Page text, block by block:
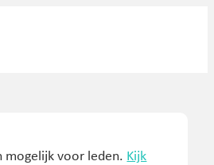
mogelijk voor leden. Kijk